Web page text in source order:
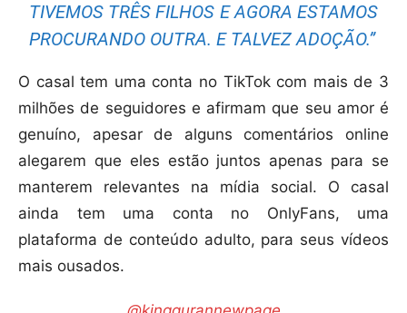
TIVEMOS TRÊS FILHOS E AGORA ESTAMOS
PROCURANDO OUTRA. E TALVEZ ADOÇÃO.”
O casal tem uma conta no TikTok com mais de 3
milhões de seguidores e afirmam que seu amor é
genuíno, apesar de alguns comentários online
alegarem que eles estão juntos apenas para se
manterem relevantes na mídia social. O casal
ainda tem uma conta no OnlyFans, uma
plataforma de conteúdo adulto, para seus vídeos
mais ousados.